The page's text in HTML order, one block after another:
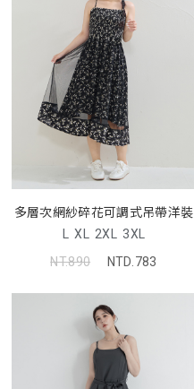
多層次網紗碎花可調式吊帶洋裝
L XL 2XL 3XL
NT.890
NTD.783